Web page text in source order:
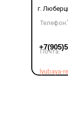
г.
Телефон:
Почта:
lyubaya-